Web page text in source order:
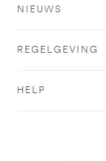
NIEUWS
REGELGEVING
HELP